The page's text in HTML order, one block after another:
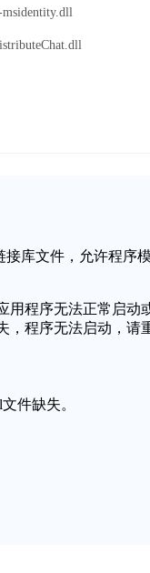
msidentity.dll
接库文件，允许程序
用程序无法正常启
，程序无法启动，请
件缺失。